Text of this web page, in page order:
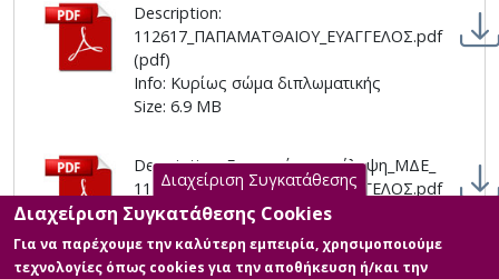
Description:
112617_ΠΑΠΑΜΑΤΘΑΙΟΥ_ΕΥΑΓΓΕΛΟΣ.pdf
(pdf)
Info: Κυρίως σώμα διπλωματικής
Size: 6.9 MB
Description: Εκτεταμένη_περίληψη_ΜΔΕ_
112617_ΠΑΠΑΜΑΤΘΑΙΟΥ_ΕΥΑΓΓΕΛΟΣ.pdf
(pdf)
Info: Εκτεταμένη περίληψη
Size: 0.7 MB
Διαχείριση Συγκατάθεσης
Διαχείριση Συγκατάθεσης Cookies
Για να παρέχουμε την καλύτερη εμπειρία, χρησιμοποιούμε
τεχνολογίες όπως cookies για την αποθήκευση ή/και την